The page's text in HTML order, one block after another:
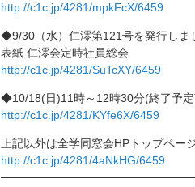
http://c1c.jp/4281/mpkFcX/6459
◆9/30（水）仁澪第121号を発行しま
表紙 仁澪会定時社員総会
http://c1c.jp/4281/SuTcXY/6459
◆10/18(日)11時～12時30分(終了予
http://c1c.jp/4281/KYfe6X/6459
上記以外は全学同窓会HPトップペー
http://c1c.jp/4281/4aNkHG/6459